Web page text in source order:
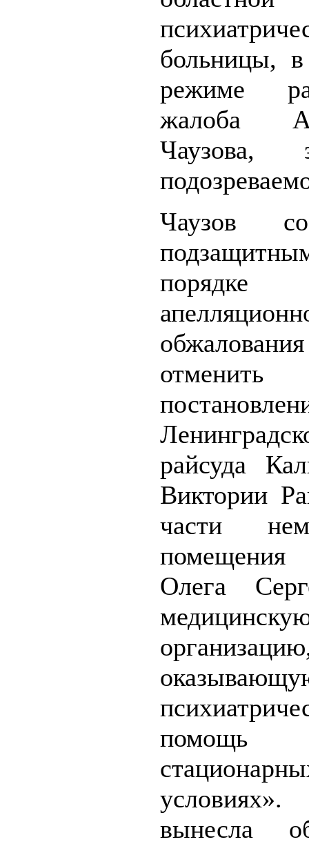
больницы,
режиме
жалоба
Чаузова,
Чаузов
порядке
отменить
райсуда
Виктории
части
Олега
вынесла